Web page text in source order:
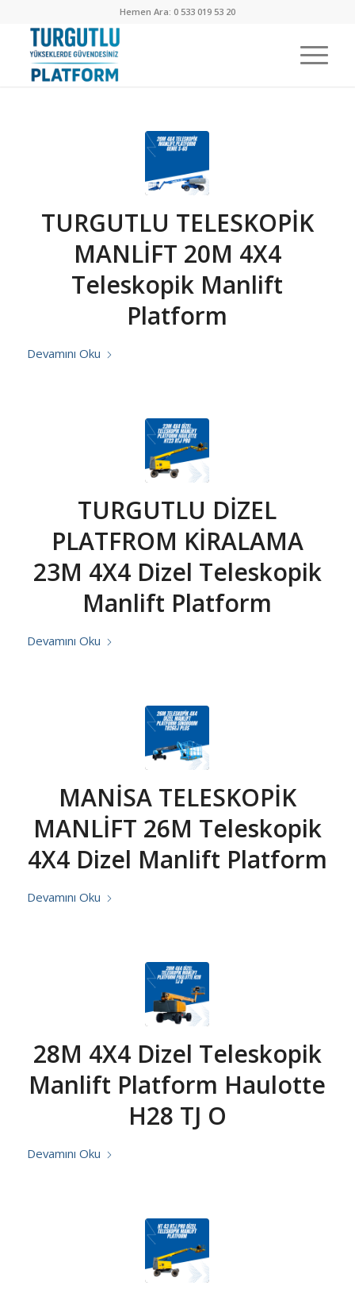
Hemen Ara: 0 533 019 53 20
TURGUTLU TELESKOPİK
MANLİFT 20M 4X4
Teleskopik Manlift
Platform
Devamını Oku
TURGUTLU DİZEL
PLATFROM KİRALAMA
23M 4X4 Dizel Teleskopik
Manlift Platform
Devamını Oku
MANİSA TELESKOPİK
MANLİFT 26M Teleskopik
4X4 Dizel Manlift Platform
Devamını Oku
28M 4X4 Dizel Teleskopik
Manlift Platform Haulotte
H28 TJ O
Devamını Oku